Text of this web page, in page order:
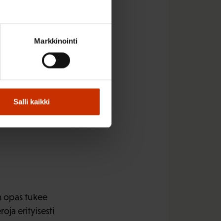
Markkinointi
Salli kaikki
peruuttamisen
peruuttamisen
tehtävien
opas tukee
erityisesti